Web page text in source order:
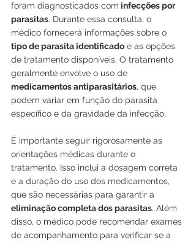
foram diagnosticados com infecções por
parasitas. Durante essa consulta, o
médico fornecerá informações sobre o
tipo de parasita identificado e as opções
de tratamento disponíveis. O tratamento
geralmente envolve o uso de
medicamentos antiparasitários, que
podem variar em função do parasita
específico e da gravidade da infecção.
É importante seguir rigorosamente as
orientações médicas durante o
tratamento. Isso inclui a dosagem correta
e a duração do uso dos medicamentos,
que são necessárias para garantir a
eliminação completa dos parasitas. Além
disso, o médico pode recomendar exames
de acompanhamento para verificar se a